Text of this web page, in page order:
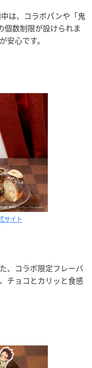
は、コラボパンや「鬼
個数制限が設けられま
安心です。
サイト
、コラボ限定フレーバ
チョコとカリッと食感